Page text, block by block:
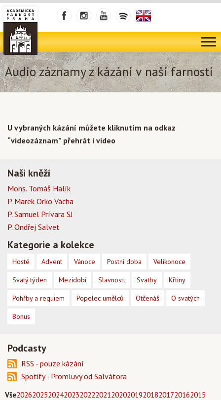
Audio záznamy z kázání v naší farnosti
Vše202620252024202320222021202020192018201720162015
U vybraných kázání můžete kliknutím na odkaz
“videozáznam” přehrát i video
Naši kněží
Mons. Tomáš Halík
P. Marek Orko Vácha
P. Samuel Prívara SJ
P. Ondřej Salvet
Kategorie a kolekce
Hosté Advent Vánoce Postní doba Velikonoce
Svatý týden Mezidobí Slavnosti Svatby Křtiny
Pohřby a requiem Popelec umělců Otčenáš O svatých
Bonus
Podcasty
RSS - pouze kázání
Spotify - Promluvy od Salvátora